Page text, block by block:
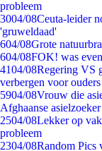
probleem
3004/08Ceuta-leider
'gruweldaad'
604/08Grote
604/08FOK! was
4104/08Regering VS
verbergen voor
5904/08Vrouw die
Afghaanse asielzoeker
2504/08Lekker op
probleem
2304/08Random Pics